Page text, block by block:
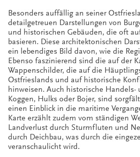
Besonders auffällig an seiner
detailgetreuen Darstellungen von
und historischen Gebäuden, die oft
basieren. Diese architektonischen
ein lebendiges Bild davon, wie die
Ebenso faszinierend sind die auf der
Wappenschilder, die auf die
Ostfrieslands und auf historische
hinweisen. Auch historische Handels-
Koggen, Hulks oder Bojer, sind
einen Einblick in die maritime
Karte erzählt zudem vom ständigen
Landverlust durch Sturmfluten und
durch Deichbau, was durch die
veranschaulicht wird.